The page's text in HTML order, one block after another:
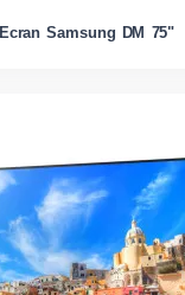
Ecran Samsung DM 75"